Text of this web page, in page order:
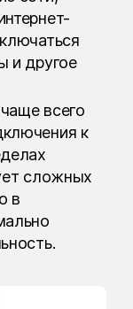
и другое
всего
к
сложных
в